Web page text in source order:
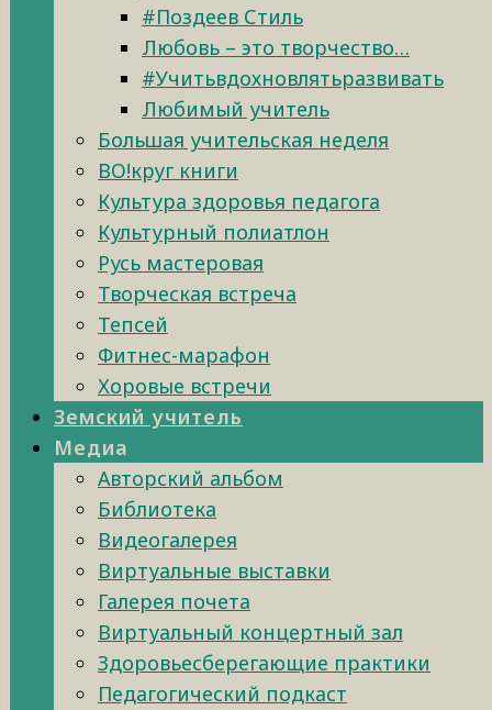
#Поздеев Стиль
Любовь – это творчество…
#Учитьвдохновлятьразвивать
Любимый учитель
Большая учительская неделя
ВО!круг книги
Культура здоровья педагога
Культурный полиатлон
Русь мастеровая
Творческая встреча
Тепсей
Фитнес-марафон
Хоровые встречи
Земский учитель
Медиа
Авторский альбом
Библиотека
Видеогалерея
Виртуальные выставки
Галерея почета
Виртуальный концертный зал
Здоровьесберегающие практики
Педагогический подкаст